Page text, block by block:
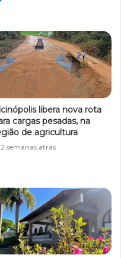
libera nova rota
cargas pesadas, na
de agricultura
2 semanas atrás